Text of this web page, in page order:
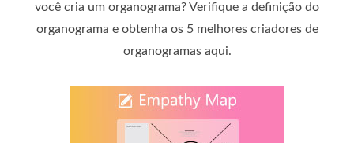
você cria um organograma? Verifique a definição do
organograma e obtenha os 5 melhores criadores de
organogramas aqui.